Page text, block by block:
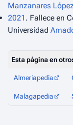
Manzanares López
2021 . Fallece en
Universidad
Esta página en
Almeriapedia
Malagapedia